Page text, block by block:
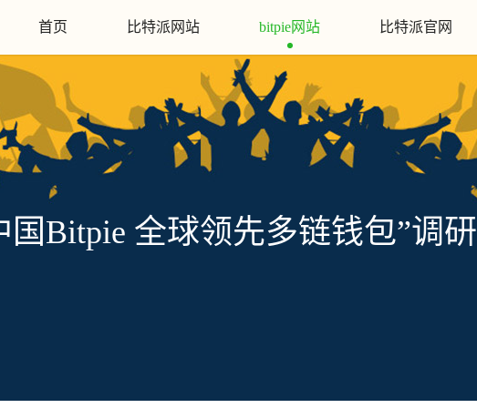
首页 比特派网站 bitpie网站 比特派官网
国Bitpie 全球领先多链钱包”调